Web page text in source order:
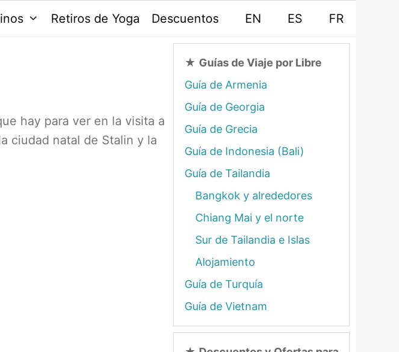
Retiros de Yoga Descuentos EN ES FR
hay para ver en la visita a
ciudad natal de Stalin y la
★ Guías de Viaje por Libre
Guía de Armenia
Guía de Georgia
Guía de Grecia
Guía de Indonesia (Bali)
Guía de Tailandia
Bangkok y alrededores
Chiang Mai y el norte
Sur de Tailandia e Islas
Alojamiento
Guía de Turquía
Guía de Vietnam